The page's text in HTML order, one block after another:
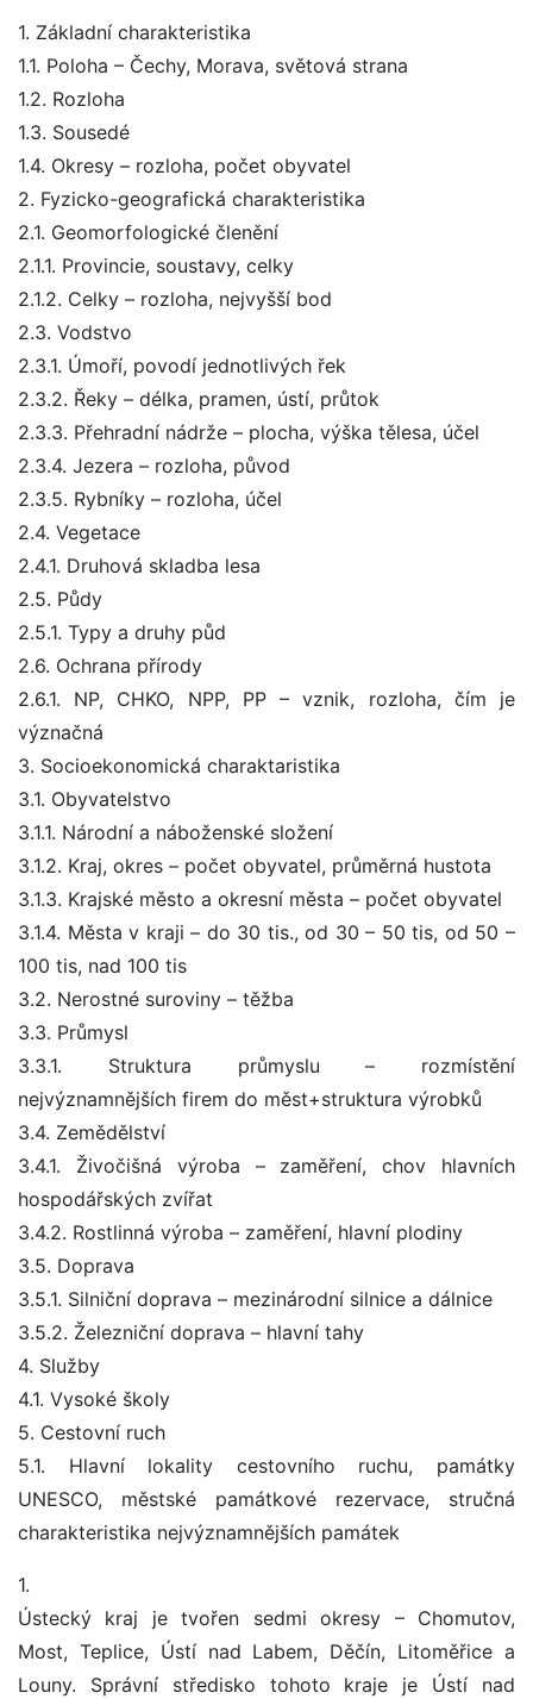
1. Základní charakteristika
1.1. Poloha – Čechy, Morava, světová strana
1.2. Rozloha
1.3. Sousedé
1.4. Okresy – rozloha, počet obyvatel
2. Fyzicko-geografická charakteristika
2.1. Geomorfologické členění
2.1.1. Provincie, soustavy, celky
2.1.2. Celky – rozloha, nejvyšší bod
2.3. Vodstvo
2.3.1. Úmoří, povodí jednotlivých řek
2.3.2. Řeky – délka, pramen, ústí, průtok
2.3.3. Přehradní nádrže – plocha, výška tělesa, účel
2.3.4. Jezera – rozloha, původ
2.3.5. Rybníky – rozloha, účel
2.4. Vegetace
2.4.1. Druhová skladba lesa
2.5. Půdy
2.5.1. Typy a druhy půd
2.6. Ochrana přírody
2.6.1. NP, CHKO, NPP, PP – vznik, rozloha, čím je
význačná
3. Socioekonomická charaktaristika
3.1. Obyvatelstvo
3.1.1. Národní a náboženské složení
3.1.2. Kraj, okres – počet obyvatel, průměrná hustota
3.1.3. Krajské město a okresní města – počet obyvatel
3.1.4. Města v kraji – do 30 tis., od 30 – 50 tis, od 50 –
100 tis, nad 100 tis
3.2. Nerostné suroviny – těžba
3.3. Průmysl
3.3.1. Struktura průmyslu – rozmístění
nejvýznamnějších firem do měst+struktura výrobků
3.4. Zemědělství
3.4.1. Živočišná výroba – zaměření, chov hlavních
hospodářských zvířat
3.4.2. Rostlinná výroba – zaměření, hlavní plodiny
3.5. Doprava
3.5.1. Silniční doprava – mezinárodní silnice a dálnice
3.5.2. Železniční doprava – hlavní tahy
4. Služby
4.1. Vysoké školy
5. Cestovní ruch
5.1. Hlavní lokality cestovního ruchu, památky
UNESCO, městské památkové rezervace, stručná
charakteristika nejvýznamnějších památek
1.
Ústecký kraj je tvořen sedmi okresy – Chomutov,
Most, Teplice, Ústí nad Labem, Děčín, Litoměřice a
Louny. Správní středisko tohoto kraje je Ústí nad